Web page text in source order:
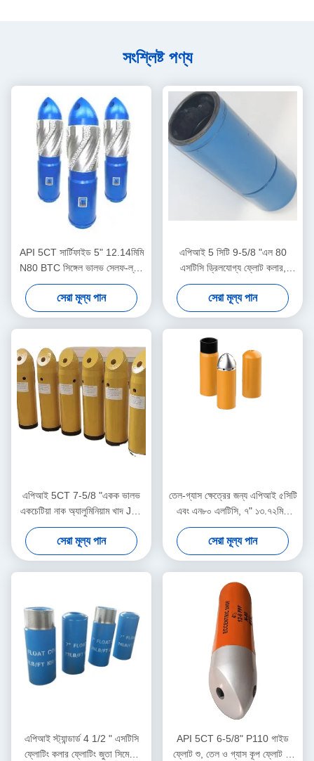
সংশ্লিষ্ট পণ্য
API 5CT সার্টিফাইড 5" 12.14মিমি
N80 BTC সিঙ্গেল ভালভ সেলফ-ল্যাচ
অ্যালুমিনিয়াম অ্যালয় ফ্লোট শু তেল ও
গ্যাস শিল্পের জন্য
সেরা মূল্য পান
এপিআই 5 সিটি 9-5/8 "এল 80
এসটিসি ড্রিলযোগ্য ফ্লোট কলার,
তেলক্ষেত্র ফ্লোট কলার, ভূখণ্ডের গভীর
তেল গ্যাস কূপ সিমেন্টিংয়ের জন্য ব্যবহৃত
সেরা মূল্য পান
এপিআই 5CT 7-5/8 "একক ভালভ
একচেটিয়া নাক অ্যালুমিনিয়াম খাদ J55
BTC সঙ্গে ভাসমান জুতা
সেরা মূল্য পান
তেল-গ্যাস ক্ষেত্রের জন্য এপিআই ৫সিটি
এবং এন৮০ এলটিসি, ৭" ১৩.৭২মিমি
অ্যালুমিনিয়াম অ্যালয় ডাবল ভালভ ফ্লোট
শু ও কলার
সেরা মূল্য পান
এপিআই স্ট্যান্ডার্ড 4 1/2 " এসটিসি
ফ্লোটিং কলার ফ্লোটিং জুতা সিমেন্টিং
API 5CT 6-5/8" P110 গাইড
ফ্লোট শু, তেল ও গ্যাস কূপ ফ্লোট শু,